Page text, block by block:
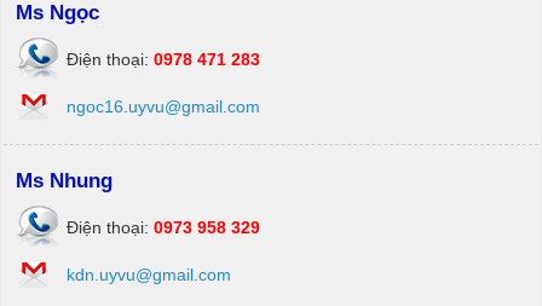
Ms Ngọc
Điện thoại: 0978 471 283
ngoc16.uyvu@gmail.com
Ms Nhung
Điện thoại: 0973 958 329
kdn.uyvu@gmail.com